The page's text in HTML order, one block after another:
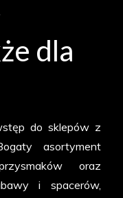
dla
do sklepów z
asortyment
oraz
i spacerów,